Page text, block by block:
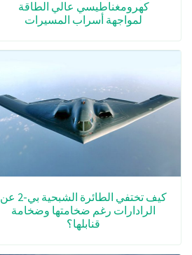
كهرومغناطيسي عالي الطاقة
لمواجهة أسراب المسيرات
كيف تختفي الطائرة الشبحية بي-2 عن
الرادارات رغم ضخامتها وضخامة
قنابلها؟